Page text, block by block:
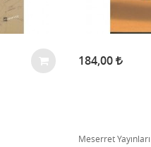
184,00
Meserret Yayınları